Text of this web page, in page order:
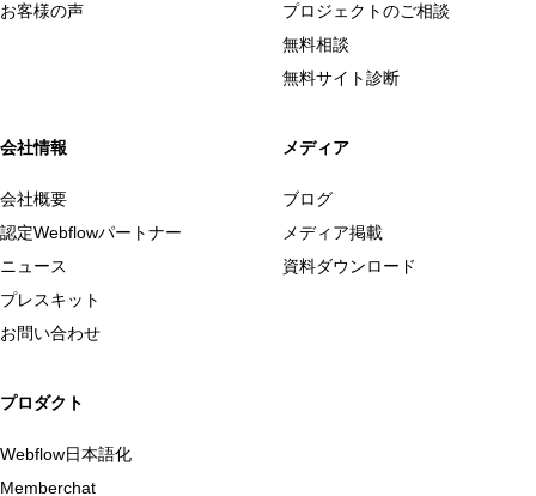
お客様の声
プロジェクトのご相談
無料相談
無料サイト診断
会社情報
会社概要
認定Webflowパートナー
ニュース
プレスキット
お問い合わせ
メディア
ブログ
メディア掲載
資料ダウンロード
プロダクト
Webflow日本語化
Memberchat